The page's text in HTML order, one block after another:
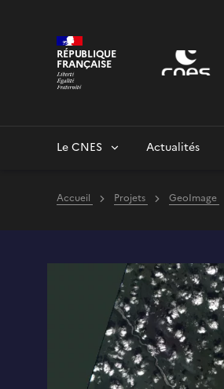
RÉPUBLIQUE
FRANÇAISE
Le CNES Actualités
Accueil Projets GeoImage